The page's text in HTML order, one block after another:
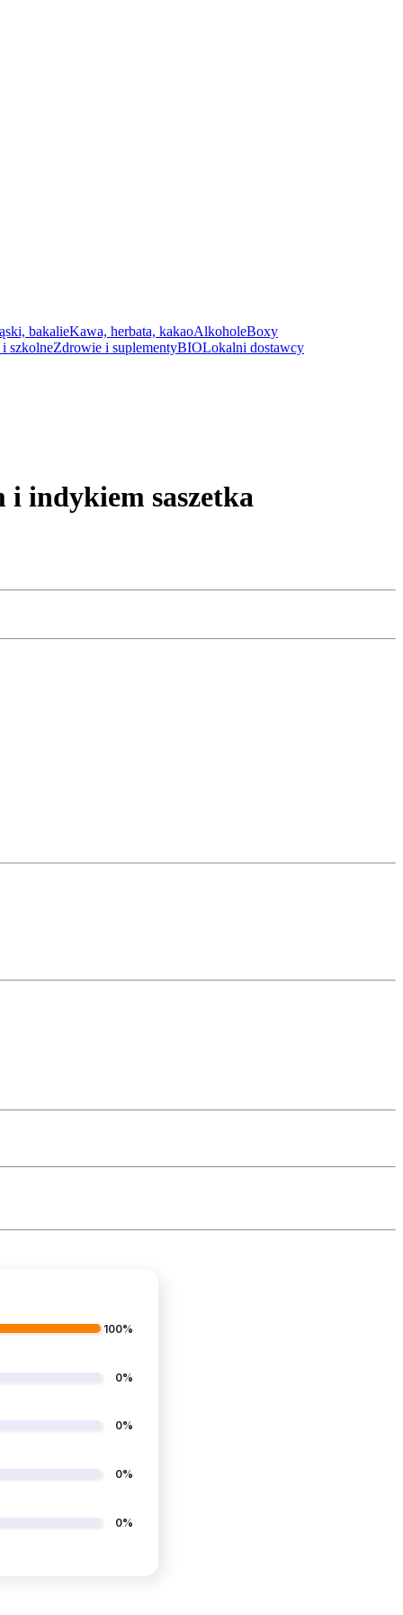
bakalieKawa, herbata, kakaoAlkoholeBoxy
szkolneZdrowie i suplementyBIOLokalni dostawcy
indykiem saszetka
100%
0%
0%
0%
0%